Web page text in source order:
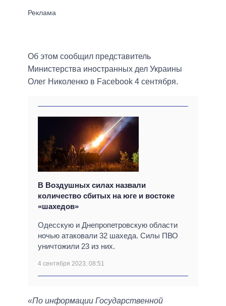
Об этом сообщил представитель
Министерства иностранных дел Украины
Олег Николенко в Facebook 4 сентября.
В Воздушных силах назвали
количество сбитых на юге и востоке
«шахедов»
Одесскую и Днепропетровскую области
ночью атаковали 32 шахеда. Силы ПВО
уничтожили 23 из них.
4 сентября 2023, 08:51
«По информации Государственной